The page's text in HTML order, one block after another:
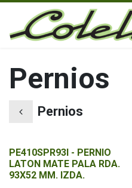
Ir al contenido
Pernios
Pernios
PE410SPR93I - PERNIO
LATON MATE PALA RDA.
93X52 MM. IZDA.